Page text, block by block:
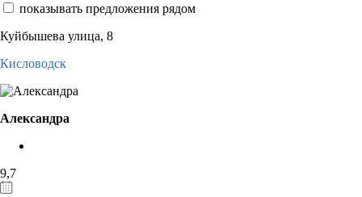
показывать предложения рядом
Куйбышева улица, 8
Кисловодск
Александра
9,7